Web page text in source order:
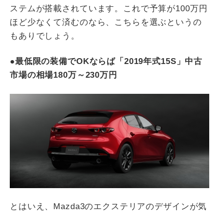
ステムが搭載されています。これで予算が100万円
ほど少なくて済むのなら、こちらを選ぶというの
もありでしょう。
●最低限の装備でOKならば「2019年式15S」中古
市場の相場180万～230万円
とはいえ、Mazda3のエクステリアのデザインが気